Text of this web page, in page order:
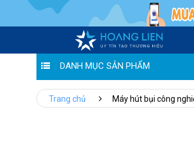
DANH MỤC SẢN PHẨM
Trang chủ Máy hút bụi công